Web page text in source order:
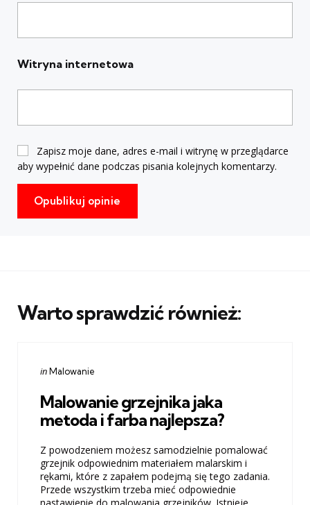
Witryna internetowa
Zapisz moje dane, adres e-mail i witrynę w przeglądarce
aby wypełnić dane podczas pisania kolejnych komentarzy.
Warto sprawdzić również:
Categories
Posted
inMalowanie
Malowanie grzejnika jaka
metoda i farba najlepsza?
Z powodzeniem możesz samodzielnie pomalować
grzejnik odpowiednim materiałem malarskim i
rękami, które z zapałem podejmą się tego zadania.
Przede wszystkim trzeba mieć odpowiednie